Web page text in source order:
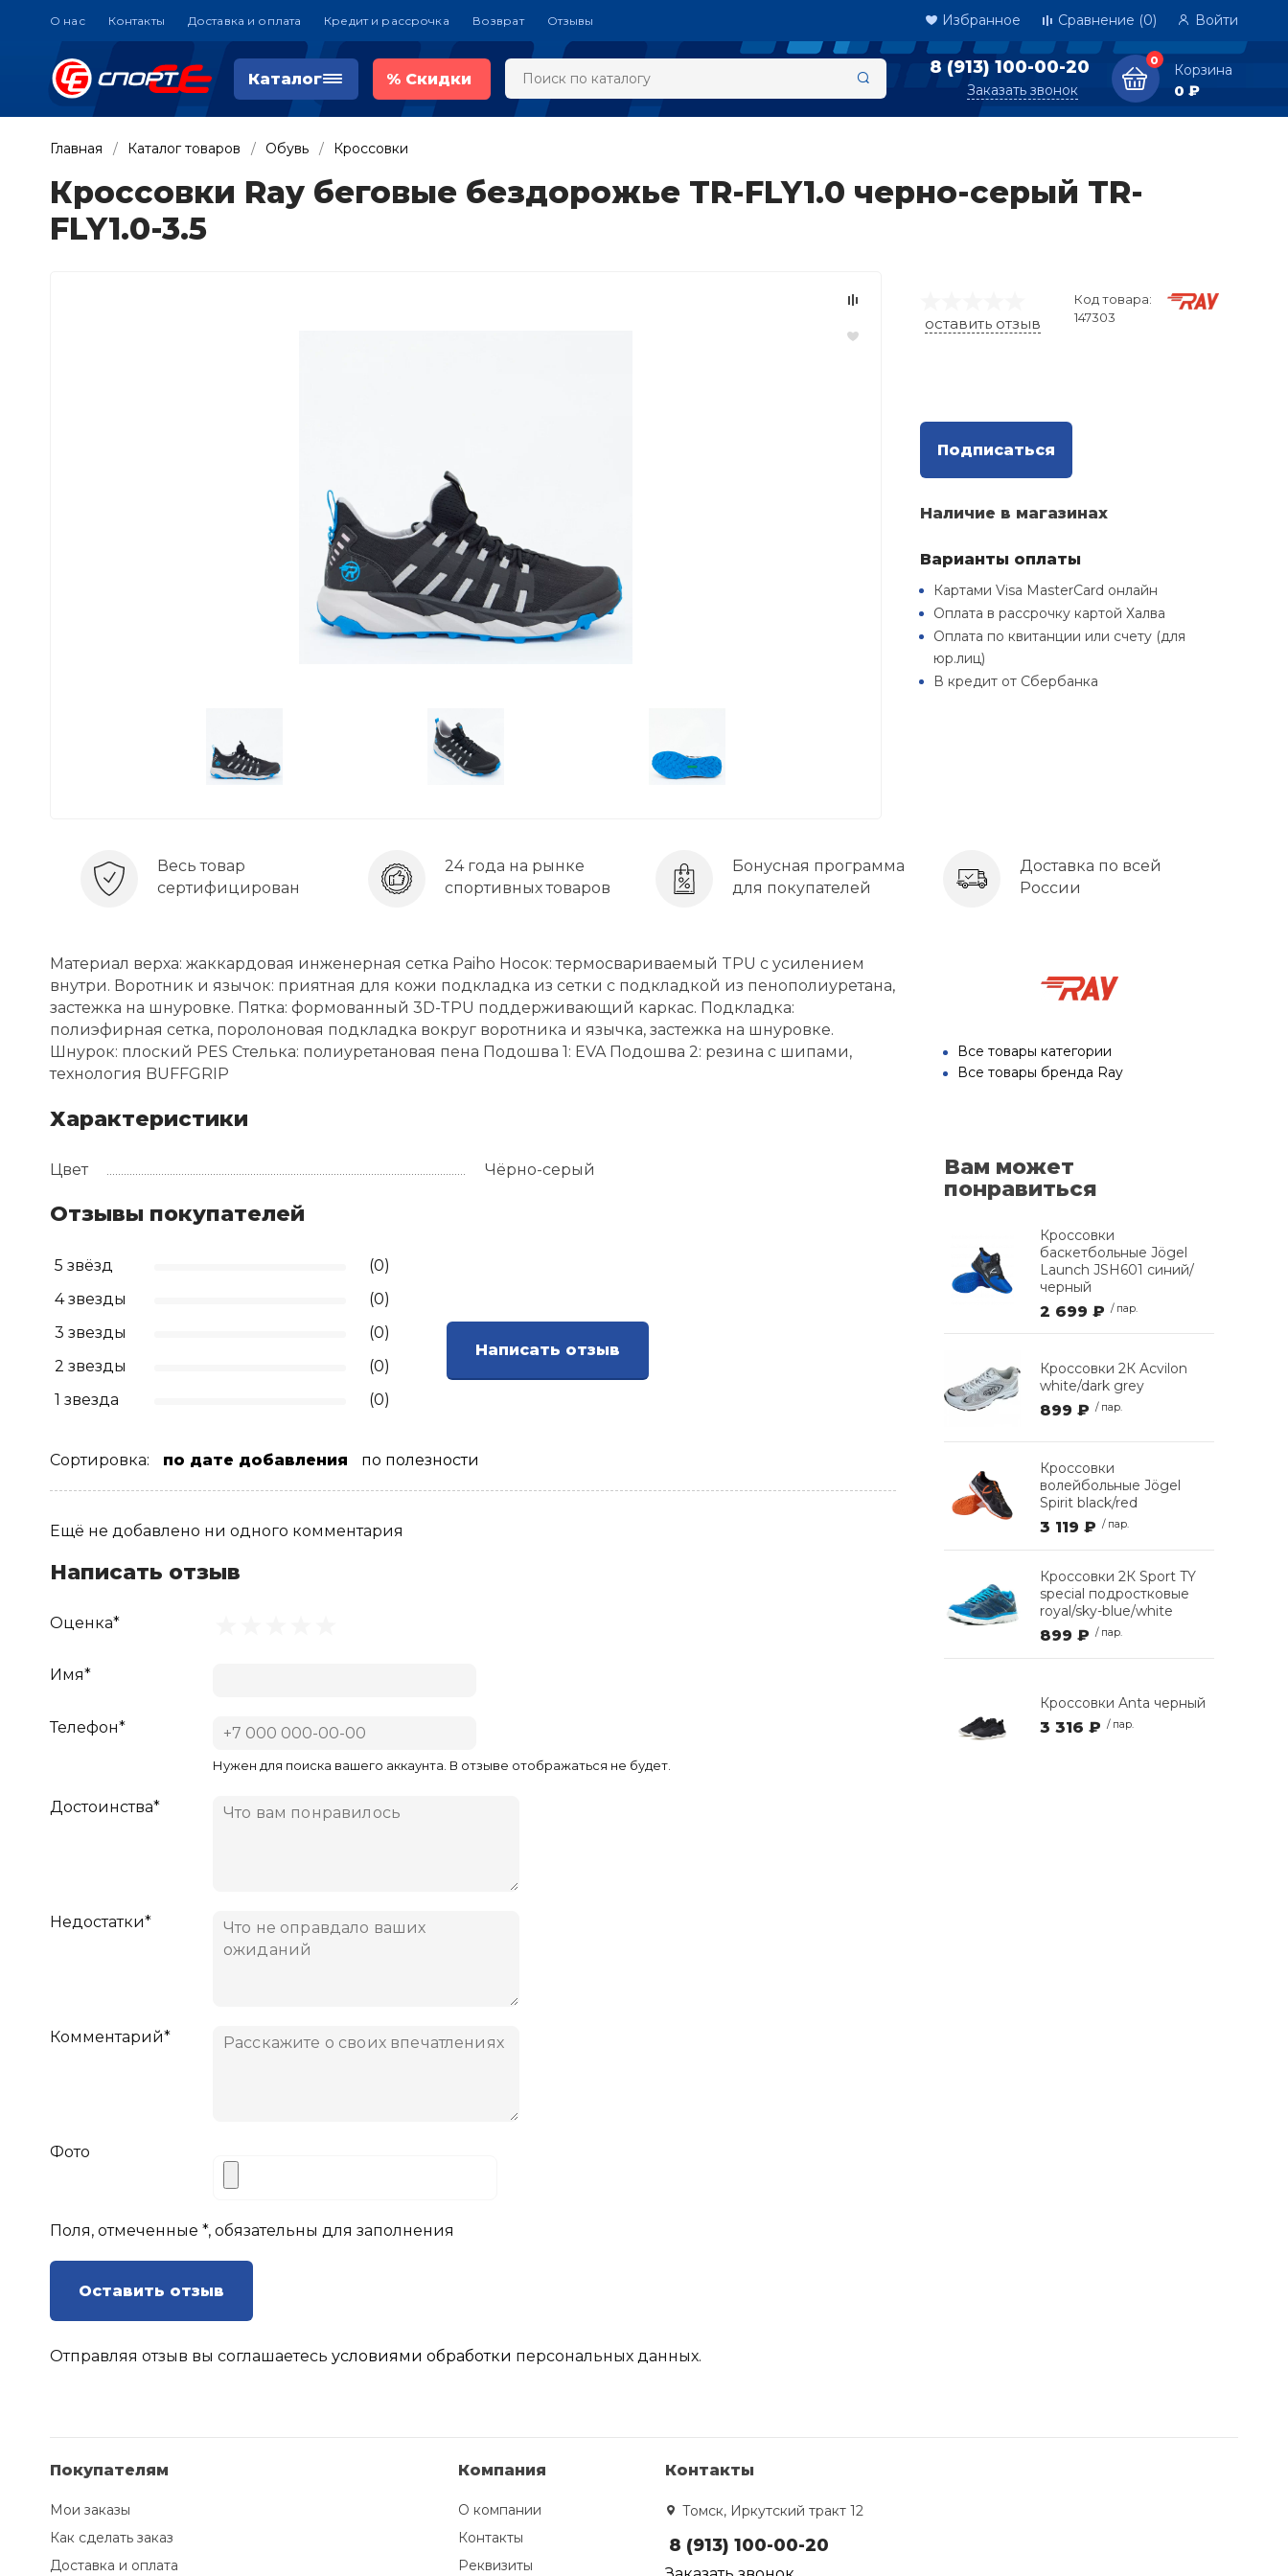
О нас Контакты Доставка и оплата Кредит и рассрочка Возврат Отзывы Избранное Сравнение (0) Войти
Каталог % Скидки
8 (913) 100-00-20
Заказать звонок
0
Корзина
0 ₽
Главная Каталог товаров Обувь Кроссовки
Кроссовки Ray беговые бездорожье TR-FLY1.0 черно-серый TR-
FLY1.0-3.5
оставить отзыв
Код товара:
147303
Подписаться
Наличие в магазинах
Варианты оплаты
Картами Visa MasterCard онлайн
Оплата в рассрочку картой Халва
Оплата по квитанции или счету (для
юр.лиц)
В кредит от Сбербанка
Весь товар
сертифицирован
24 года на рынке
спортивных товаров
Бонусная программа
для покупателей
Доставка по всей
России
Материал верха: жаккардовая инженерная сетка Paiho Носок: термосвариваемый TPU с усилением
внутри. Воротник и язычок: приятная для кожи подкладка из сетки с подкладкой из пенополиуретана,
застежка на шнуровке. Пятка: формованный 3D-TPU поддерживающий каркас. Подкладка:
полиэфирная сетка, поролоновая подкладка вокруг воротника и язычка, застежка на шнуровке.
Шнурок: плоский PES Стелька: полиуретановая пена Подошва 1: EVA Подошва 2: резина с шипами,
технология BUFFGRIP
Характеристики
Цвет Чёрно-серый
Отзывы покупателей
5 звёзд
(0)
4 звезды
(0)
3 звезды
(0)
2 звезды
(0)
1 звезда
(0)
Написать отзыв
Сортировка: по дате добавления по полезности
Ещё не добавлено ни одного комментария
Написать отзыв
Оценка*
Имя*
Телефон*
Нужен для поиска вашего аккаунта. В отзыве отображаться не будет.
Достоинства*
Недостатки*
Комментарий*
Фото
Поля, отмеченные *, обязательны для заполнения
Оставить отзыв
Отправляя отзыв вы соглашаетесь условиями обработки персональных данных.
Все товары категории
Все товары бренда Ray
Вам может
понравиться
Кроссовки
баскетбольные Jögel
Launch JSH601 синий/
черный
2 699 ₽ / пар.
Кроссовки 2К Acvilon
white/dark grey
899 ₽ / пар.
Кроссовки
волейбольные Jögel
Spirit black/red
3 119 ₽ / пар.
Кроссовки 2К Sport TY
special подростковые
royal/sky-blue/white
899 ₽ / пар.
Кроссовки Anta черный
3 316 ₽ / пар.
Покупателям
Мои заказы
Как сделать заказ
Доставка и оплата
Компания
О компании
Контакты
Реквизиты
Контакты
Томск, Иркутский тракт 12
8 (913) 100-00-20